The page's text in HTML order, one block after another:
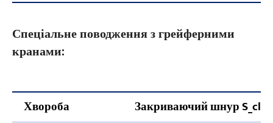
Спеціальне поводження з грейферними
кранами:
Хвороба
Закриваючий шнур S_cl